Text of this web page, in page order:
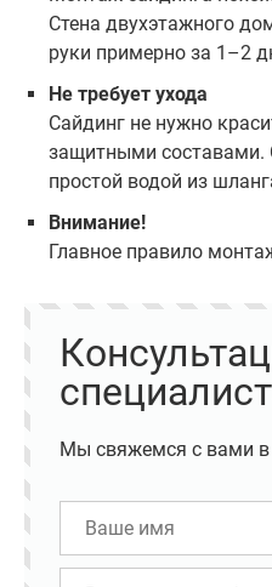
Стена двухэтажного
руки примерно за 1–2
Не требует ухода
Сайдинг не нужно
защитными
простой водой из
Внимание!
Главное правило
Мы свяжемся с вами в